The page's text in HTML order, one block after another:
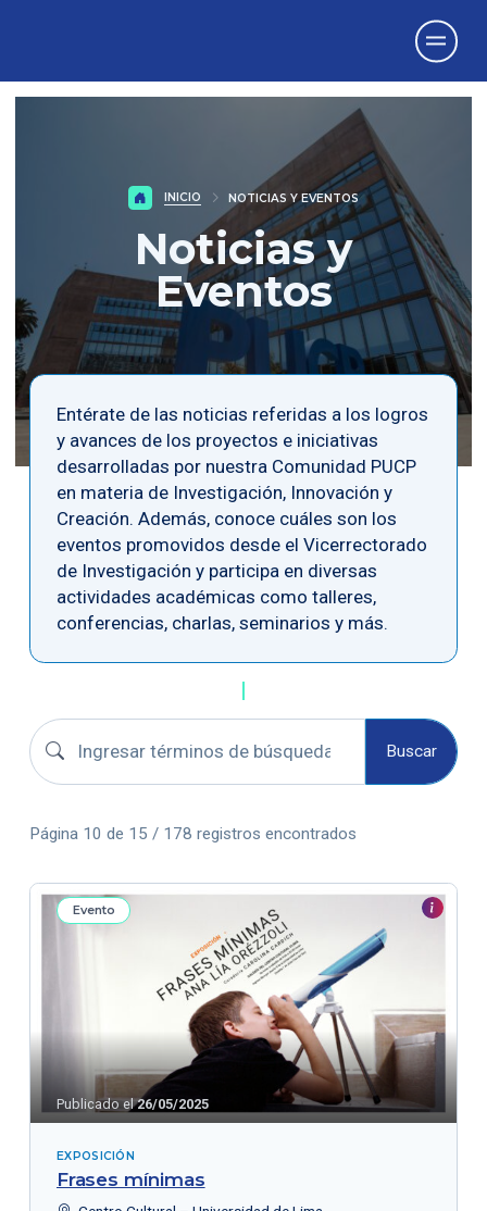
INICIO NOTICIAS Y EVENTOS
Noticias y
Eventos
Entérate de las noticias referidas a los logros
y avances de los proyectos e iniciativas
desarrolladas por nuestra Comunidad PUCP
en materia de Investigación, Innovación y
Creación. Además, conoce cuáles son los
eventos promovidos desde el Vicerrectorado
de Investigación y participa en diversas
actividades académicas como talleres,
conferencias, charlas, seminarios y más.
Buscar convocatorias Buscar
Página 10 de 15 / 178 registros encontrados
Evento
Publicado el26/05/2025
EXPOSICIÓN
Frases mínimas